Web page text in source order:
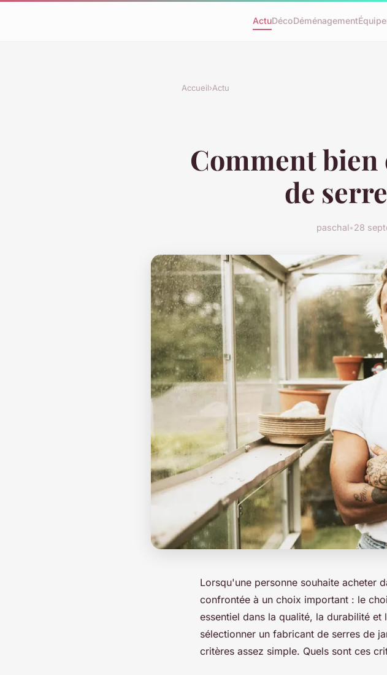
ActuDécoDéménagement
Accueil›Actu
Comment
de
paschal•28
Lorsqu'une personne souhaite acheter
confrontée à un choix important : le
essentiel dans la qualité, la durabilité
sélectionner un fabricant de serres de
critères assez simple. Quels sont ces